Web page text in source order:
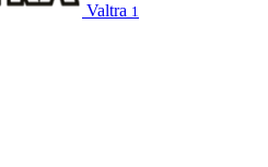
Valtra 1